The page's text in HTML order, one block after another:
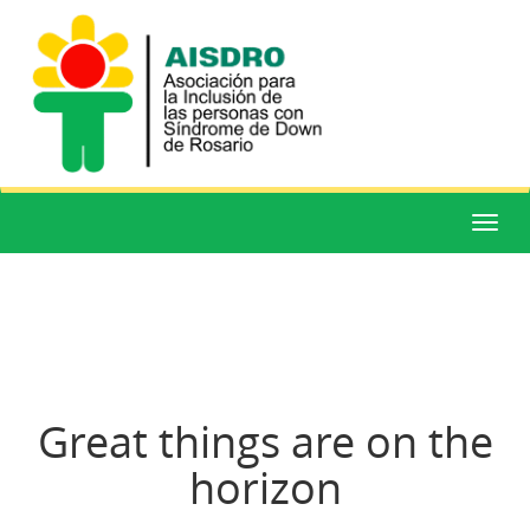
Menú
Great things are on the
horizon